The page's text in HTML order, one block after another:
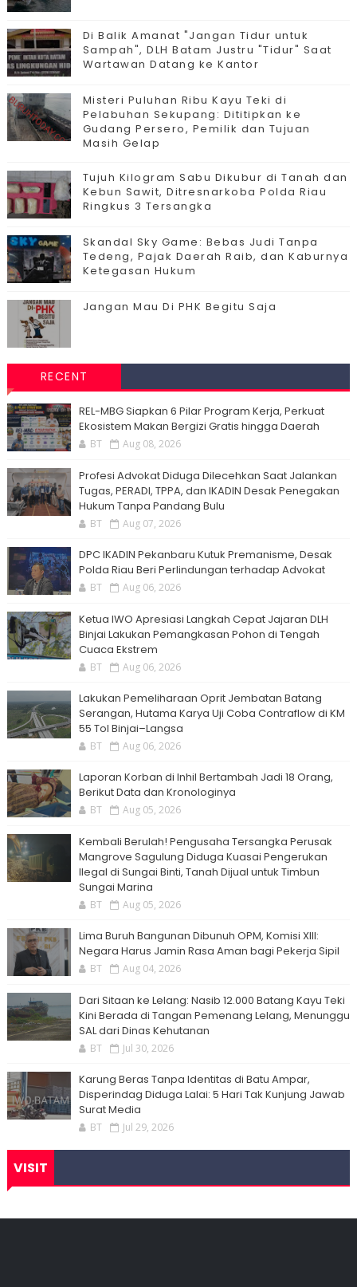
Di Balik Amanat "Jangan Tidur untuk
Sampah", DLH Batam Justru "Tidur" Saat
Wartawan Datang ke Kantor
Misteri Puluhan Ribu Kayu Teki di
Pelabuhan Sekupang: Dititipkan ke
Gudang Persero, Pemilik dan Tujuan
Masih Gelap
Tujuh Kilogram Sabu Dikubur di Tanah dan
Kebun Sawit, Ditresnarkoba Polda Riau
Ringkus 3 Tersangka
Skandal Sky Game: Bebas Judi Tanpa
Tedeng, Pajak Daerah Raib, dan Kaburnya
Ketegasan Hukum
Jangan Mau Di PHK Begitu Saja
RECENT
‎REL-MBG Siapkan 6 Pilar Program Kerja, Perkuat
Ekosistem Makan Bergizi Gratis hingga Daerah
BT Aug 08, 2026
Profesi Advokat Diduga Dilecehkan Saat Jalankan
Tugas, PERADI, TPPA, dan IKADIN Desak Penegakan
Hukum Tanpa Pandang Bulu
BT Aug 07, 2026
DPC IKADIN Pekanbaru Kutuk Premanisme, Desak
Polda Riau Beri Perlindungan terhadap Advokat
BT Aug 06, 2026
Ketua IWO Apresiasi Langkah Cepat Jajaran DLH
Binjai Lakukan Pemangkasan Pohon di Tengah
Cuaca Ekstrem
BT Aug 06, 2026
Lakukan Pemeliharaan Oprit Jembatan Batang
Serangan, Hutama Karya Uji Coba Contraflow di KM
55 Tol Binjai–Langsa
BT Aug 06, 2026
Laporan Korban di Inhil Bertambah Jadi 18 Orang,
Berikut Data dan Kronologinya
BT Aug 05, 2026
Kembali Berulah! Pengusaha Tersangka Perusak
Mangrove Sagulung Diduga Kuasai Pengerukan
Ilegal di Sungai Binti, Tanah Dijual untuk Timbun
Sungai Marina
BT Aug 05, 2026
Lima Buruh Bangunan Dibunuh OPM, Komisi XIII:
Negara Harus Jamin Rasa Aman bagi Pekerja Sipil
BT Aug 04, 2026
Dari Sitaan ke Lelang: Nasib 12.000 Batang Kayu Teki
Kini Berada di Tangan Pemenang Lelang, Menunggu
SAL dari Dinas Kehutanan
BT Jul 30, 2026
Karung Beras Tanpa Identitas di Batu Ampar,
Disperindag Diduga Lalai: 5 Hari Tak Kunjung Jawab
Surat Media
BT Jul 29, 2026
VISIT